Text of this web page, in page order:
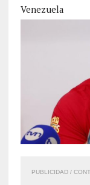
Venezuela
PUBLICIDAD /